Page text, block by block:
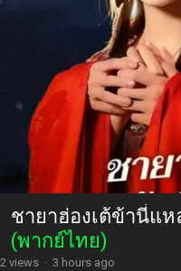
ชายาฮ่องเต้ข้านี่แ
(พากย์ไทย)
2 views · 3 hours ago